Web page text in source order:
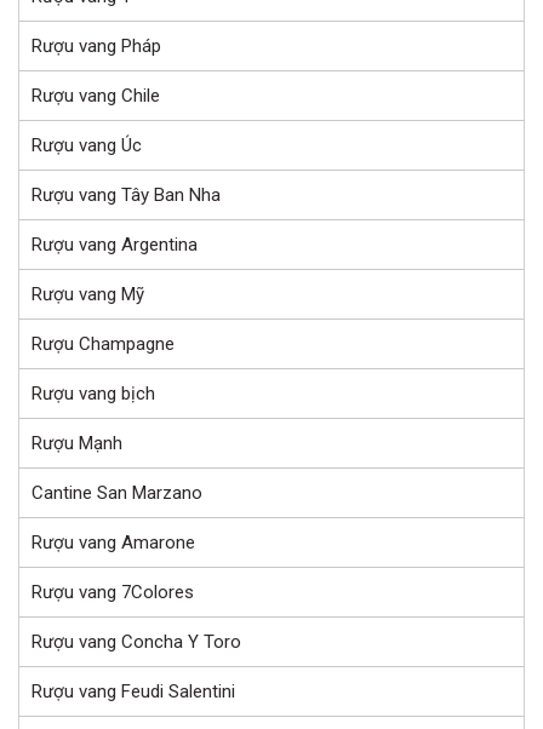
Rượu vang Pháp
Rượu vang Chile
Rượu vang Úc
Rượu vang Tây Ban Nha
Rượu vang Argentina
Rượu vang Mỹ
Rượu Champagne
Rượu vang bịch
Rượu Mạnh
Cantine San Marzano
Rượu vang Amarone
Rượu vang 7Colores
Rượu vang Concha Y Toro
Rượu vang Feudi Salentini